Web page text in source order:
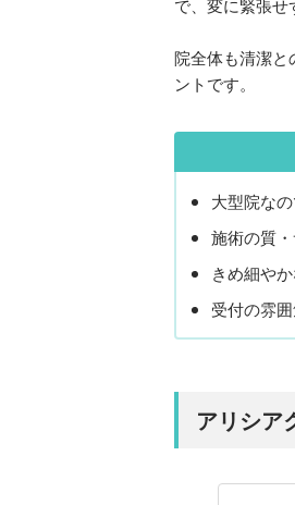
で、変に緊張せ
院全体も清潔と
ントです。
大型院な
施術の質
きめ細や
受付の雰
アリシア